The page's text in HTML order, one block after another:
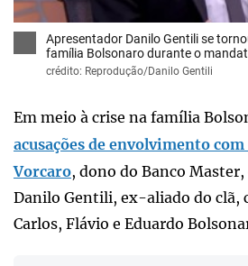
Apresentador Danilo Gentili se
família Bolsonaro durante o
crédito: Reprodução/Danilo Gentili
Em meio à crise na família
acusações de envolvimento
Vorcaro, dono do Banco
Danilo Gentili, ex-aliado do clã,
Carlos, Flávio e Eduardo